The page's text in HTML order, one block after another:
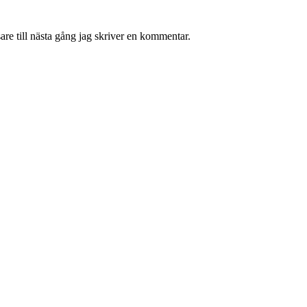
till nästa gång jag skriver en kommentar.